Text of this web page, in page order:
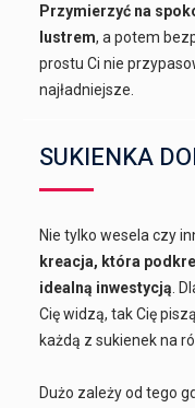
Przymierzyć na
lustrem, a potem
prostu Ci nie
najładniejsze.
SUKIENKA
Nie tylko wesela czy
kreacja, która
idealną inwestycją .
Cię widzą, tak Cię
każdą z sukienek na
Dużo zależy od tego